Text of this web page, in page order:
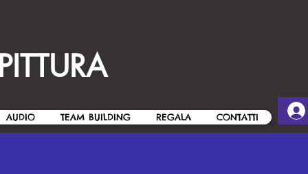
AUDIO TEAM BUILDING REGALA CONTATTI